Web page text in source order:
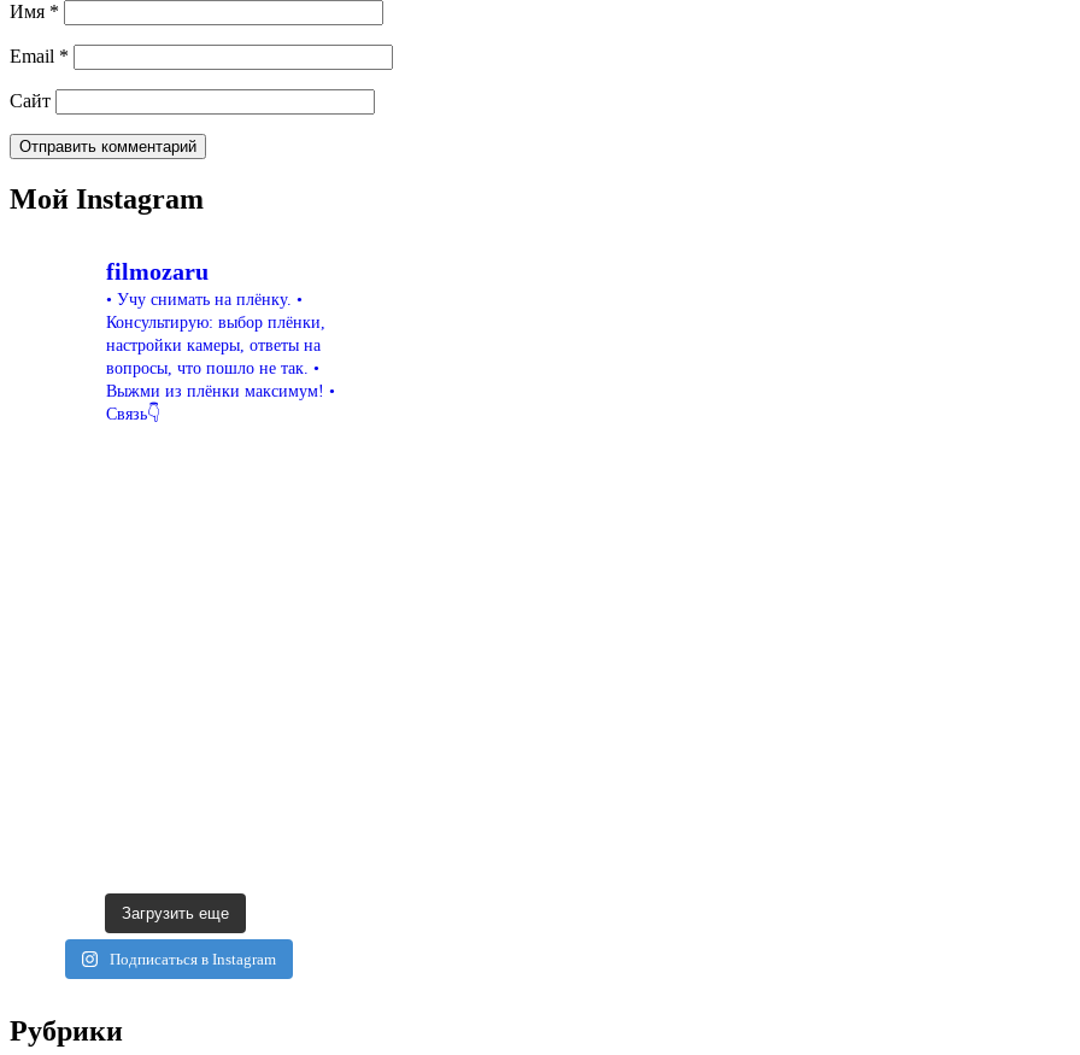
Имя *
Email *
Сайт
Мой Instagram
filmozaru
• Учу снимать на плёнку. •
Консультирую: выбор плёнки,
настройки камеры, ответы на
вопросы, что пошло не так. •
Выжми из плёнки максимум! •
Связь👇
Загрузить еще
Подписаться в Instagram
Рубрики